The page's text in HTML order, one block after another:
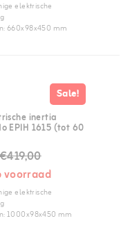
elektrische
660x98x450 mm
Sale!
inertia
EPIH 1615 (tot 60
€419,00
voorraad
elektrische
1000x98x450 mm